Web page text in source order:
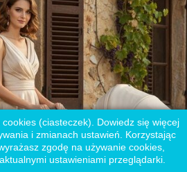
(ciasteczek). Dowiedz się więcej
i zmianach ustawień. Korzystając
zgodę na używanie cookies,
ustawieniami przeglądarki.